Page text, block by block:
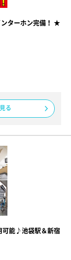
ターホン完備！ ★
る
能♪池袋駅＆新宿